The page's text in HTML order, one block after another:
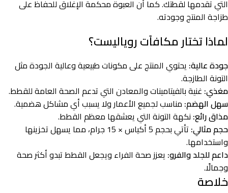
التي تقدمها لقطتك. كما أن العبوة محكمة الإغلاق للحفاظ على
طزاجة المنتج وجودته.
لماذا تختار مكافآت روياليست؟
جودة عالية: يحتوي المنتج على مكونات طبيعية وعالية الجودة مثل
التونة الطازجة.
مغذي: غنية بالفيتامينات والمعادن التي تدعم الصحة العامة للقطط.
سهل الهضم: مناسب لجميع الأعمار ولا يسبب أي مشاكل هضمية.
مذاق رائع: نكهة التونة التي يعشقها معظم القطط.
حجم مثالي:
تأتي بحجم 5 أكياس × 15 جرام، مما يسهل تخزينها
واستخدامها.
داعم للجلد والفرو: يعزز صحة الفراء ويجعل القطط تبدو أكثر صحة
وجمالًا.
خلاصة